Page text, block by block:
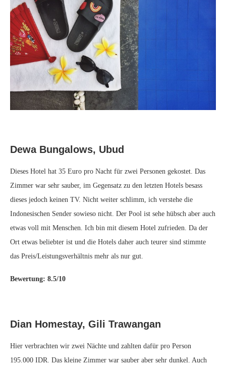
Dewa Bungalows, Ubud
Dieses Hotel hat 35 Euro pro Nacht für zwei Personen gekostet. Das
Zimmer war sehr sauber, im Gegensatz zu den letzten Hotels besass
dieses jedoch keinen TV. Nicht weiter schlimm, ich verstehe die
Indonesischen Sender sowieso nicht. Der Pool ist sehe hübsch aber auch
etwas voll mit Menschen. Ich bin mit diesem Hotel zufrieden. Da der
Ort etwas beliebter ist und die Hotels daher auch teurer sind stimmte
das Preis/Leistungsverhältnis mehr als nur gut.
Bewertung: 8.5/10
Dian Homestay, Gili Trawangan
Hier verbrachten wir zwei Nächte und zahlten dafür pro Person
195.000 IDR. Das kleine Zimmer war sauber aber sehr dunkel. Auch